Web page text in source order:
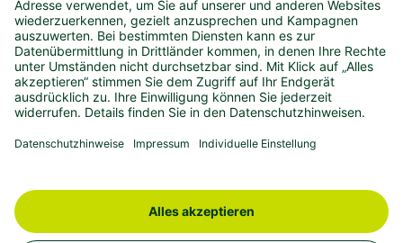
PRESSEMATERIAL
KONTAKT
IMPRESSUM
DATENSCHUTZ
BARRIEREFREIHEIT